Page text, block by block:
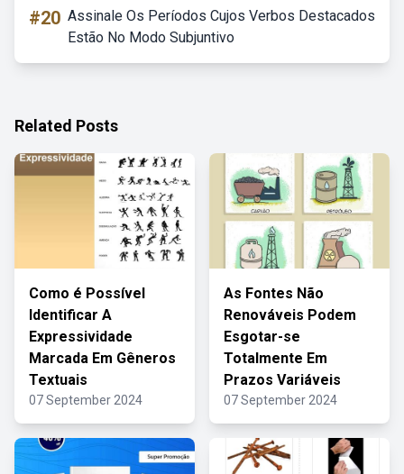
#20 Assinale Os Períodos Cujos Verbos Destacados
Estão No Modo Subjuntivo
Related Posts
Como é Possível
Identificar A
Expressividade
Marcada Em Gêneros
Textuais
07 September 2024
As Fontes Não
Renováveis Podem
Esgotar-se
Totalmente Em
Prazos Variáveis
07 September 2024